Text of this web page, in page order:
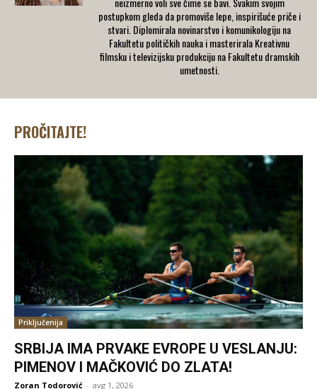
postupkom gleda da promoviše lepe, inspirišuće priče i
stvari. Diplomirala novinarstvo i komunikologiju na
Fakultetu političkih nauka i masterirala Kreativnu
filmsku i televizijsku produkciju na Fakultetu dramskih
umetnosti.
PROČITAJTE!
Priključenija
SRBIJA IMA PRVAKE EVROPE U VESLANJU:
PIMENOV I MAČKOVIĆ DO ZLATA!
Zoran Todorović - avg 1, 2026